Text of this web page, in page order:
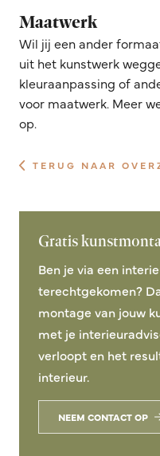
Maatwerk
Wil jij een ander
uit het kunstwerk
kleuraanpassing of
voor maatwerk. Meer
op.
TERUG NAAR
Gratis
Ben je via een
terechtgekomen?
montage van jouw
met je
verloopt en het
interieur.
NEEM CONTACT OP